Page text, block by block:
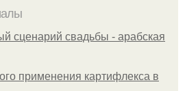
сценарий свадьбы - арабская
применения картифлекса в